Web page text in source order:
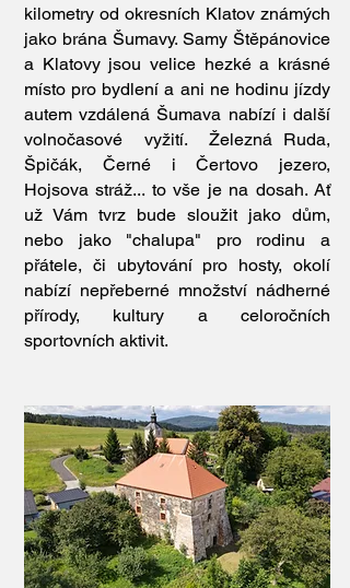
kilometry od okresních Klatov známých
jako brána Šumavy. Samy Štěpánovice
a Klatovy jsou velice hezké a krásné
místo pro bydlení a ani ne hodinu jízdy
autem vzdálená Šumava nabízí i další
volnočasové vyžití.
Železná Ruda,
Špičák, Černé i Čertovo jezero,
Hojsova stráž... to vše je na dosah. Ať
už Vám tvrz bude sloužit jako dům,
nebo jako "chalupa" pro rodinu a
přátele, či ubytování pro hosty, okolí
nabízí nepřeberné množství nádherné
přírody, kultury a celoročních
sportovních aktivit.